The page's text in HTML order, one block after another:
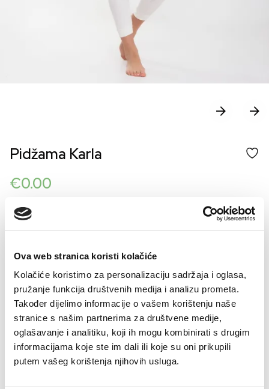
Ova web stranica koristi kolačiće
Kolačiće koristimo za personalizaciju sadržaja i oglasa,
pružanje funkcija društvenih medija i analizu prometa.
Također dijelimo informacije o vašem korištenju naše
stranice s našim partnerima za društvene medije,
oglašavanje i analitiku, koji ih mogu kombinirati s drugim
informacijama koje ste im dali ili koje su oni prikupili
putem vašeg korištenja njihovih usluga.
Pidžama Karla
€0.00
Šifra artikla: SLO-GD09338-000
COLOR
VELIČINE ZA ŽENE
38 40 42 44 46
Kalkulator velicine
- + DODAJTE U KORPU